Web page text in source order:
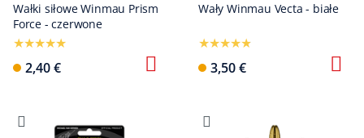
Wałki siłowe Winmau Prism
Force - czerwone
2,40 €
Wały Winmau Vecta - białe
3,50 €